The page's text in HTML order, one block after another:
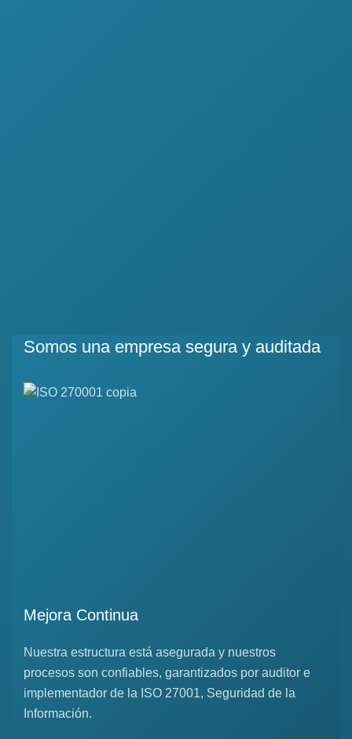
Somos una empresa segura y auditada
Mejora Continua
Nuestra estructura está asegurada y nuestros
procesos son confiables, garantizados por auditor e
implementador de la ISO 27001, Seguridad de la
Información.